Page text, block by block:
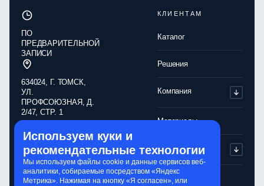
КЛИЕНТАМ
Каталог
Решения
Компания
Материалы
Партнерам
Контакты
ПО
ПРЕДВАРИТЕЛЬНОЙ
ЗАПИСИ
634024, Г. ТОМСК,
УЛ.
ПРОФСОЮЗНАЯ, Д.
2/47, СТР. 1
Обработка
персональных
данных
Политика
Используем куки и
рекомендательные технологии
Мы используем файлы cookie и данные сервисов веб-
аналитики, собираемые посредством «Яндекс
Метрика». Нажимая на кнопку «Я согласен», или